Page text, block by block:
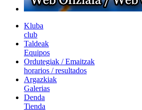
Kluba
club
Taldeak
Equipos
Ordutegiak / Emaitzak
horarios / resultados
Argazkiak
Galerias
Denda
Tienda